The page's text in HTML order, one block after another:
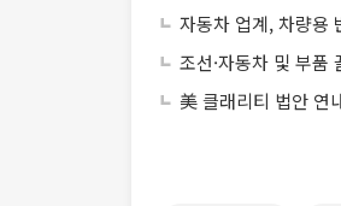
자동차 업계, 차량용
조선·자동차 및 부품
美 클래리티 법안 연